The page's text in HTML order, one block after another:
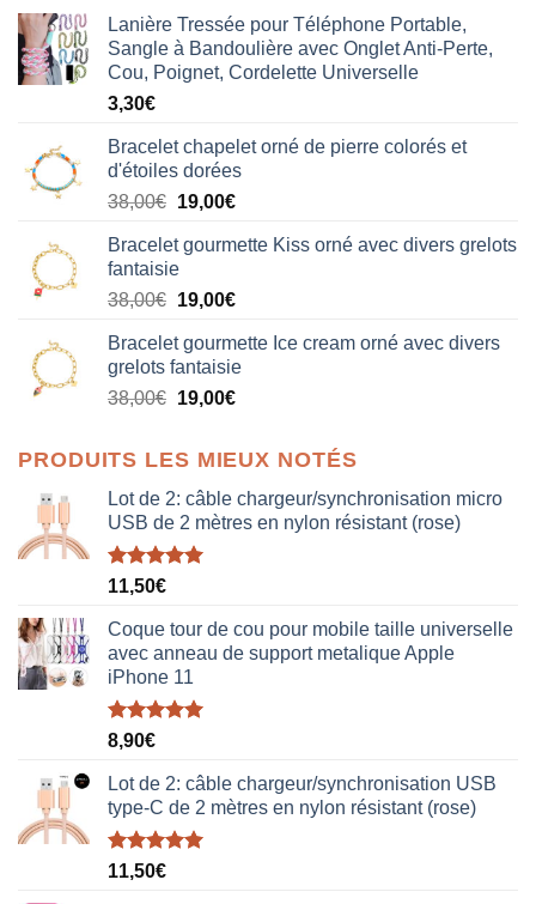
Lanière Tressée pour Téléphone Portable,
Sangle à Bandoulière avec Onglet Anti-Perte,
Cou, Poignet, Cordelette Universelle
3,30€
Bracelet chapelet orné de pierre colorés et
d'étoiles dorées
38,00€ Le
initial
était :
38,00€.
19,00€Le
actuel
19,00€.
Bracelet gourmette Kiss orné avec divers grelots
fantaisie
38,00€ Le
initial
était :
38,00€.
19,00€Le
actuel
est :
19,00€.
Bracelet gourmette Ice cream orné avec divers
grelots fantaisie
38,00€ Le
était :
38,00€.
19,00€Le
est :
19,00€.
PRODUITS LES MIEUX NOTÉS
Lot de 2: câble chargeur/synchronisation micro
USB de 2 mètres en nylon résistant (rose)
Note5.00
11,50€
Coque tour de cou pour mobile taille universelle
avec anneau de support metalique Apple
iPhone 11
Note5.00
8,90€
Lot de 2: câble chargeur/synchronisation USB
type-C de 2 mètres en nylon résistant (rose)
Note5.00
11,50€